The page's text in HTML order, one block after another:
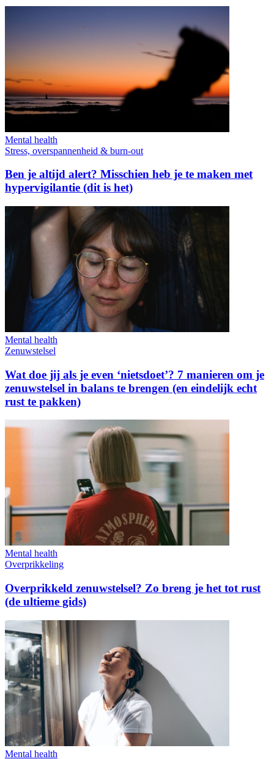
Mental health
Stress, overspannenheid & burn-out
Ben je altijd alert? Misschien heb je te maken met
hypervigilantie (dit is het)
Mental health
Zenuwstelsel
Wat doe jij als je even ‘nietsdoet’? 7 manieren om je
zenuwstelsel in balans te brengen (en eindelijk echt
rust te pakken)
Mental health
Overprikkeling
Overprikkeld zenuwstelsel? Zo breng je het tot rust
(de ultieme gids)
Mental health